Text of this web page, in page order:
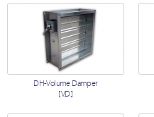
DH-Volume Damper
[V.D.]